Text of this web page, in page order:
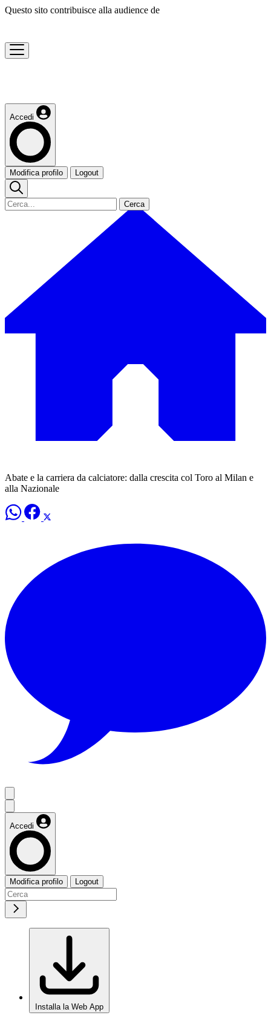
Questo sito contribuisce alla audience de
Accedi
Modifica profilo Logout
Cerca
Abate e la carriera da calciatore: dalla crescita col Toro al Milan e
alla Nazionale
Accedi
Modifica profilo Logout
Installa la Web App